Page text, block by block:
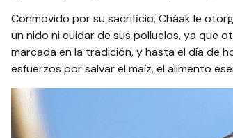
Conmovido por su sacrificio, Cháak le
un nido ni cuidar de sus polluelos, ya que
marcada en la tradición, y hasta el día de
esfuerzos por salvar el maíz, el alimento